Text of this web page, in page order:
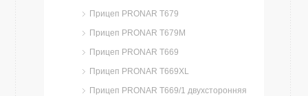
Прицеп PRONAR T679
Прицеп PRONAR T679M
Прицеп PRONAR T669
Прицеп PRONAR T669XL
Прицеп PRONAR T669/1 двухсторонняя